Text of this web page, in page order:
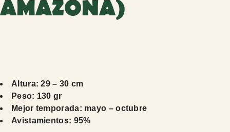
AMAZONA)
Altura: 29 – 30 cm
Peso: 130 gr
Mejor temporada: mayo – octubre
Avistamientos: 95%